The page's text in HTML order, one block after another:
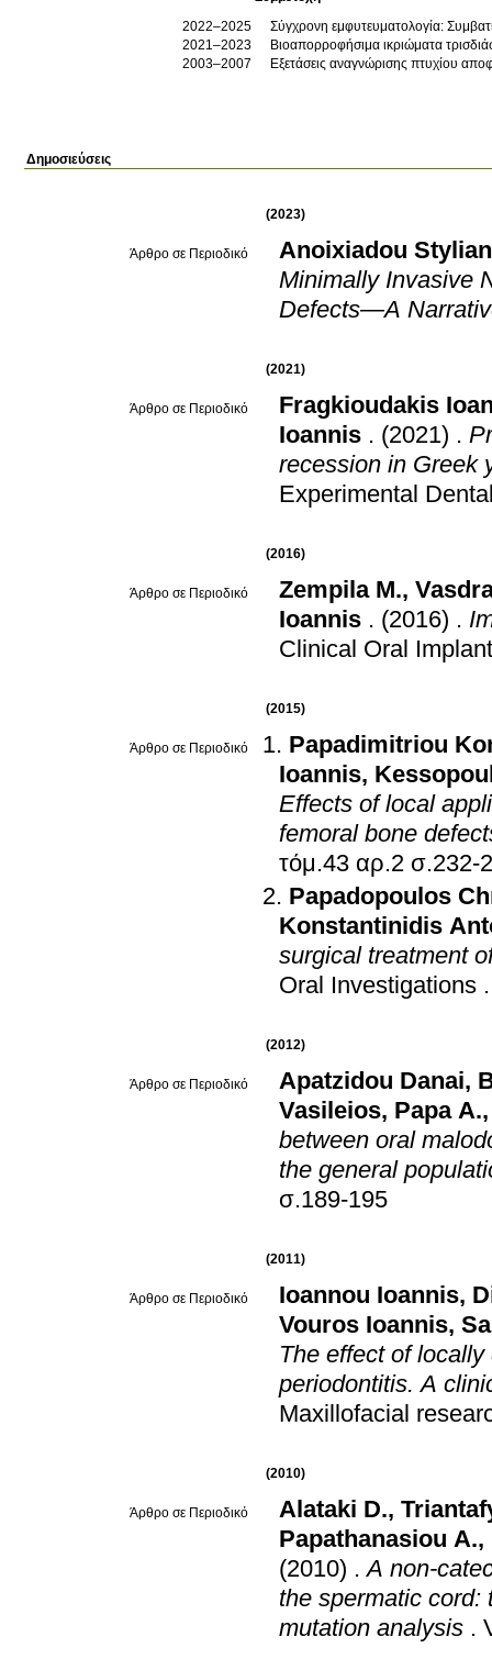
2022–2025
Σύγχρονη εμφυτευματολογία:
2021–2023
Βιοαπορροφήσιμα ικριώματα
2003–2007
Εξετάσεις αναγνώρισης πτυχίου
Δημοσιεύσεις
(2023)
Άρθρο σε Περιοδικό
Anoixiadou
Minimally Invasive
Defects—A
(2021)
Άρθρο σε Περιοδικό
Fragkioudakis
Ioannis . (2021) .
recession in Greek
Experimental
(2016)
Άρθρο σε Περιοδικό Zempila M.,
Ioannis . (2016) .
Clinical Oral
(2015)
Άρθρο σε Περιοδικό
Papadimitriou
Ioannis,
Effects of local
femoral bone
τόμ.43 αρ.2
Papadopoulos
Konstantinidis
surgical treatment
Oral Investigations
(2012)
Άρθρο σε Περιοδικό Apatzidou Danai,
Vasileios, Papa A.
between oral
the general
σ.189-195
(2011)
Άρθρο σε Περιοδικό Ioannou Ioannis,
Vouros Ioannis,
The effect of
periodontitis. A
Maxillofacial
(2010)
Άρθρο σε Περιοδικό Alataki D.,
Papathanasiou A.,
(2010) .A non-
the spermatic cord:
mutation analysis .